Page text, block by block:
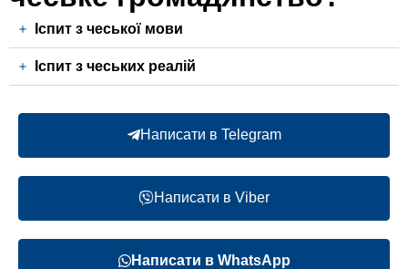
Іспит з чеської мови
Іспит з чеських реалій
Написати в Telegram
Написати в Viber
Написати в WhatsApp